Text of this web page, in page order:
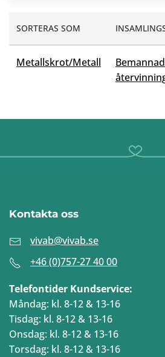
SORTERAS SOM
Metallskrot/Metall
Bemannad
Kontakta oss
vivab@vivab.se
+46 (0)757-27 40 00
Telefontider Kundservice:
Måndag: kl. 8-12 & 13-16
Tisdag: kl. 8-12 & 13-16
Onsdag: kl. 8-12 & 13-16
Torsdag: kl. 8-12 & 13-16